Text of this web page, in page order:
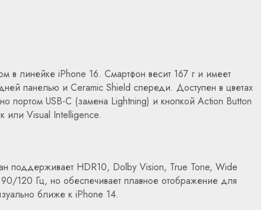
в линейке iPhone 16. Смартфон весит 167 г и имеет
панелью и Ceramic Shield спереди. Доступен в цветах
портом USB-C (замена Lightning) и кнопкой Action Button
или Visual Intelligence.
поддерживает HDR10, Dolby Vision, True Tone, Wide
120 Гц, но обеспечивает плавное отображение для
ближе к iPhone 14.